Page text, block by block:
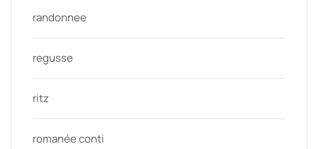
randonnee
regusse
ritz
romanée conti